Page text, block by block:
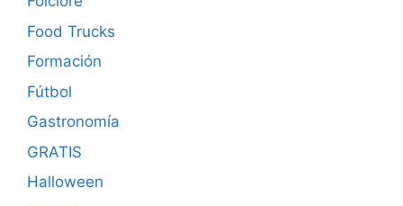
Food Trucks
Formación
Fútbol
Gastronomía
GRATIS
Halloween